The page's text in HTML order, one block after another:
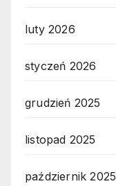
luty 2026
styczeń 2026
grudzień 2025
listopad 2025
październik 2025